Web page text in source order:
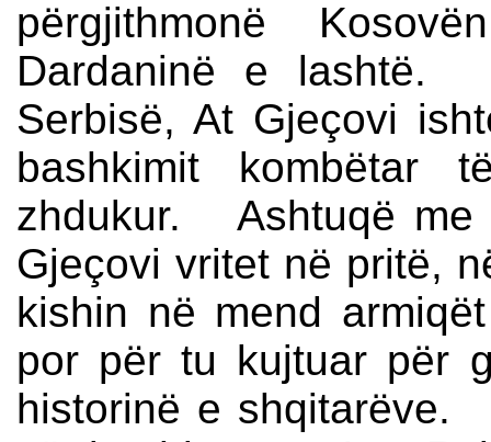
përgjithmonë
Dardaninë e lashtë.
Serbisë, At Gjeçovi
bashkimit kombëtar
zhdukur. Ashtuqë
Gjeçovi vritet në pritë,
kishin në mend
por për tu kujtuar për
historinë e